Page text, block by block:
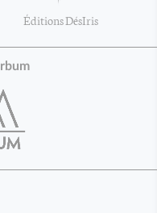
Éditions DésIris